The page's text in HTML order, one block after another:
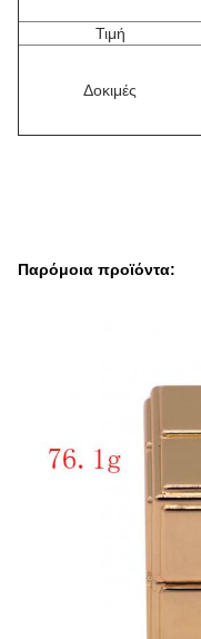
Τιμή
Δοκιμές
Παρόμοια προϊόντα: